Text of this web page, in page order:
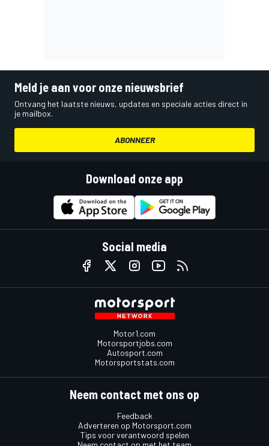
Meld je aan voor onze nieuwsbrief
Ontvang het laatste nieuws, updates en speciale acties direct in
je mailbox.
ABONNEER
Download onze app
Social media
Motor1.com
Motorsportjobs.com
Autosport.com
Motorsportstats.com
Neem contact met ons op
Feedback
Adverteren op Motorsport.com
Tips voor verantwoord spelen